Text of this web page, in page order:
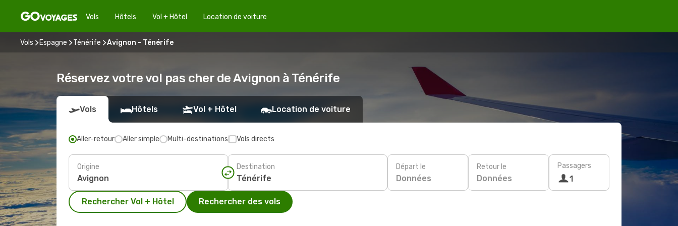
Vols Hôtels Vol + Hôtel Location de voiture
Vols Espagne Ténérife Avignon - Ténérife
Réservez votre vol pas cher de Avignon à Ténérife
Vols Hôtels Vol + Hôtel Location de voiture
Aller-retour Aller simple Multi-destinations Vols directs
Origine Destination Départ le
Données
Retour le
Données
Passagers
1
Rechercher Vol + Hôtel Rechercher des vols